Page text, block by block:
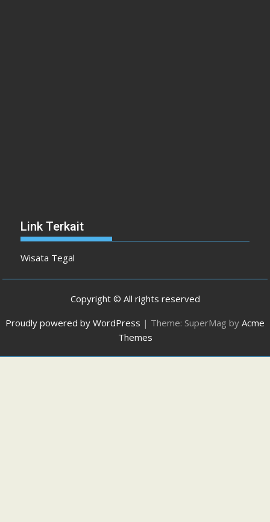
Link Terkait
Wisata Tegal
Copyright © All rights reserved
Proudly powered by WordPress | Theme: SuperMag by Acme
Themes